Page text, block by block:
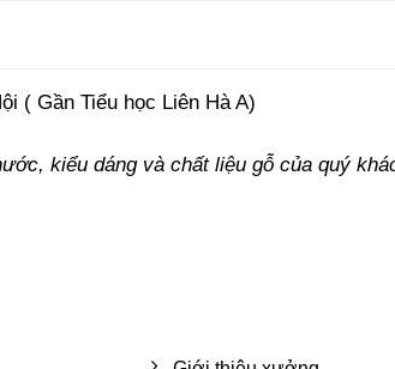
( Gần Tiểu học Liên Hà A)
kiểu dáng và chất liệu gỗ của quý